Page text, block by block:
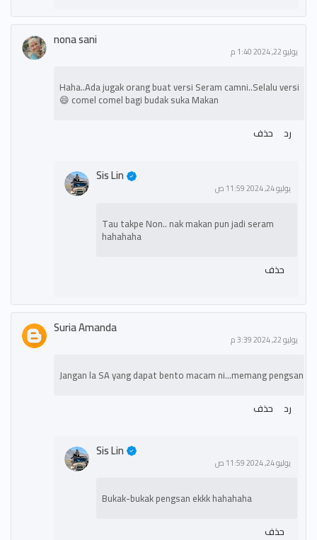
nona sani
يوليو 22, 2024 1:40 م
Haha..Ada jugak orang buat versi Seram camni..Selalu versi
comel comel bagi budak suka Makan 😄
رد
حذف
Sis Lin
يوليو 24, 2024 11:59 ص
Tau takpe Non.. nak makan pun jadi seram
hahahaha
حذف
Suria Amanda
يوليو 22, 2024 3:39 م
Jangan la SA yang dapat bento macam ni...memang pengsan
رد
حذف
Sis Lin
يوليو 24, 2024 11:59 ص
Bukak-bukak pengsan ekkk hahahaha
حذف